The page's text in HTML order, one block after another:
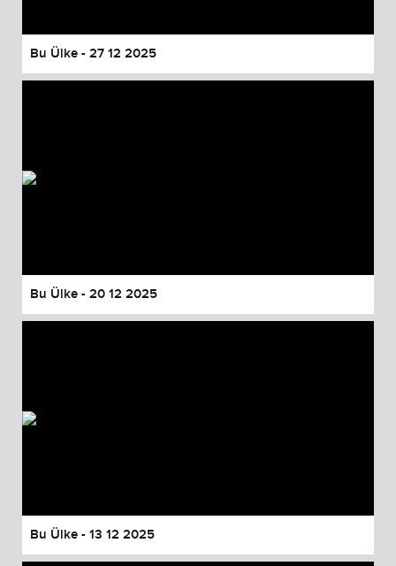
Bu Ülke - 27 12 2025
Bu Ülke - 20 12 2025
Bu Ülke - 13 12 2025